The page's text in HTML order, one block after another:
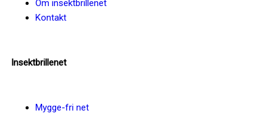
Om insektbrillenet
Kontakt
Insektbrillenet
Mygge-fri net